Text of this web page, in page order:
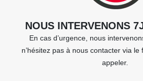
NOUS INTERVENONS
En cas d’urgence, nous
n’hésitez pas à nous contacter via
appeler.